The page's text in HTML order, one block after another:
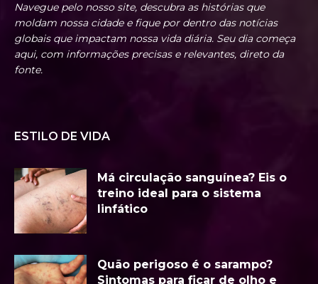
Navegue pelo nosso site, descubra as histórias que
moldam nossa cidade e fique por dentro das notícias
globais que impactam nossa vida diária. Seu dia começa
aqui, com informações precisas e relevantes, direto da
fonte.
ESTILO DE VIDA
Má circulação sanguínea? Eis o
treino ideal para o sistema
linfático
Quão perigoso é o sarampo?
Sintomas para ficar de olho e